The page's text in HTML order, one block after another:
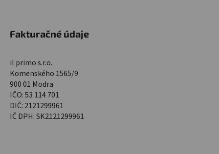
Fakturačné údaje
il primo s.r.o.
Komenského 1565/9
900 01 Modra
IČO: 53 114 701
DIČ: 2121299961
IČ DPH: SK2121299961